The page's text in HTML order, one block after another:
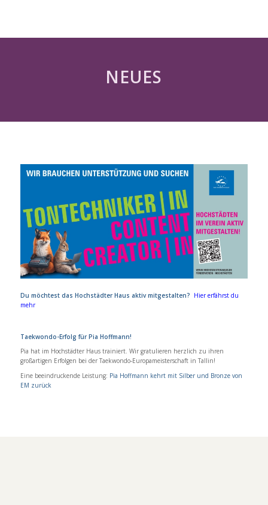
NEUES
Du möchtest das Hochstädter Haus aktiv mitgestalten? Hier erfährst du
mehr
Taekwondo-Erfolg für Pia Hoffmann!
Pia hat im Hochstädter Haus trainiert. Wir gratulieren herzlich zu ihren
großartigen Erfolgen bei der Taekwondo-Europameisterschaft in Tallin!
Eine beeindruckende Leistung: Pia Hoffmann kehrt mit Silber und Bronze von
EM zurück